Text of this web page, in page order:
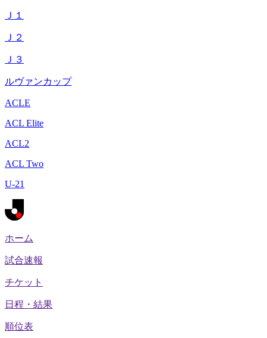
Ｊ１
Ｊ２
Ｊ３
ルヴァンカップ
ACLE
ACL Elite
ACL2
ACL Two
U-21
ホーム
試合速報
チケット
日程・結果
順位表